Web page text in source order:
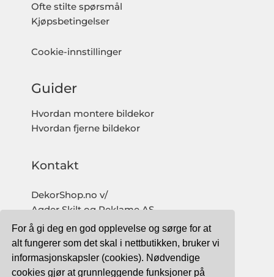
For å gi deg en god opplevelse og sørge for at
alt fungerer som det skal i nettbutikken, bruker vi
informasjonskapsler (cookies). Nødvendige
cookies gjør at grunnleggende funksjoner på
Ofte stilte spørsmål
Kjøpsbetingelser
Cookie-innstillinger
Guider
Hvordan montere bildekor
Hvordan fjerne bildekor
Kontakt
DekorShop.no v/
Agder Skilt og Reklame AS
Org. nr: 997 633 016 MVA
salg@dekorshop.no
Tlf: 959 32 123